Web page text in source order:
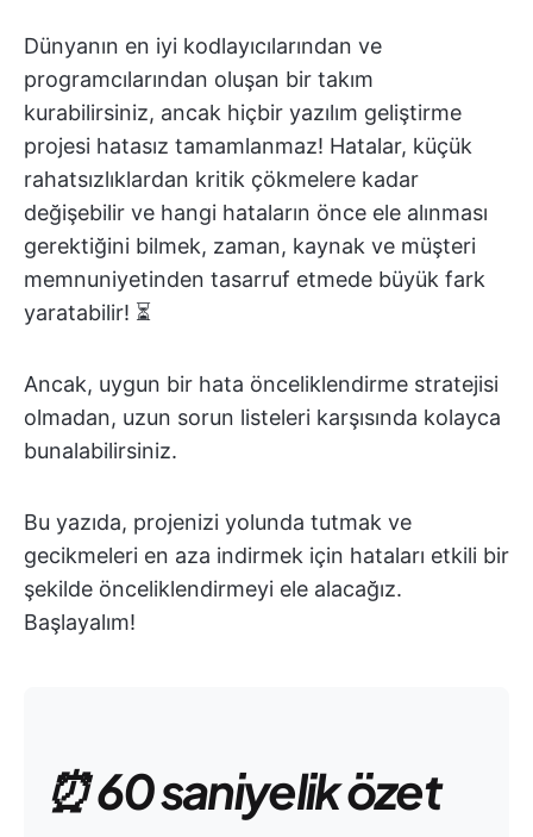
Dünyanın en iyi kodlayıcılarından ve
programcılarından oluşan bir takım
kurabilirsiniz, ancak hiçbir yazılım geliştirme
projesi hatasız tamamlanmaz! Hatalar, küçük
rahatsızlıklardan kritik çökmelere kadar
değişebilir ve hangi hataların önce ele alınması
gerektiğini bilmek, zaman, kaynak ve müşteri
memnuniyetinden tasarruf etmede büyük fark
yaratabilir! ⏳
Ancak, uygun bir hata önceliklendirme stratejisi
olmadan, uzun sorun listeleri karşısında kolayca
bunalabilirsiniz.
Bu yazıda, projenizi yolunda tutmak ve
gecikmeleri en aza indirmek için hataları etkili bir
şekilde önceliklendirmeyi ele alacağız.
Başlayalım!
⏰ 60 saniyelik özet